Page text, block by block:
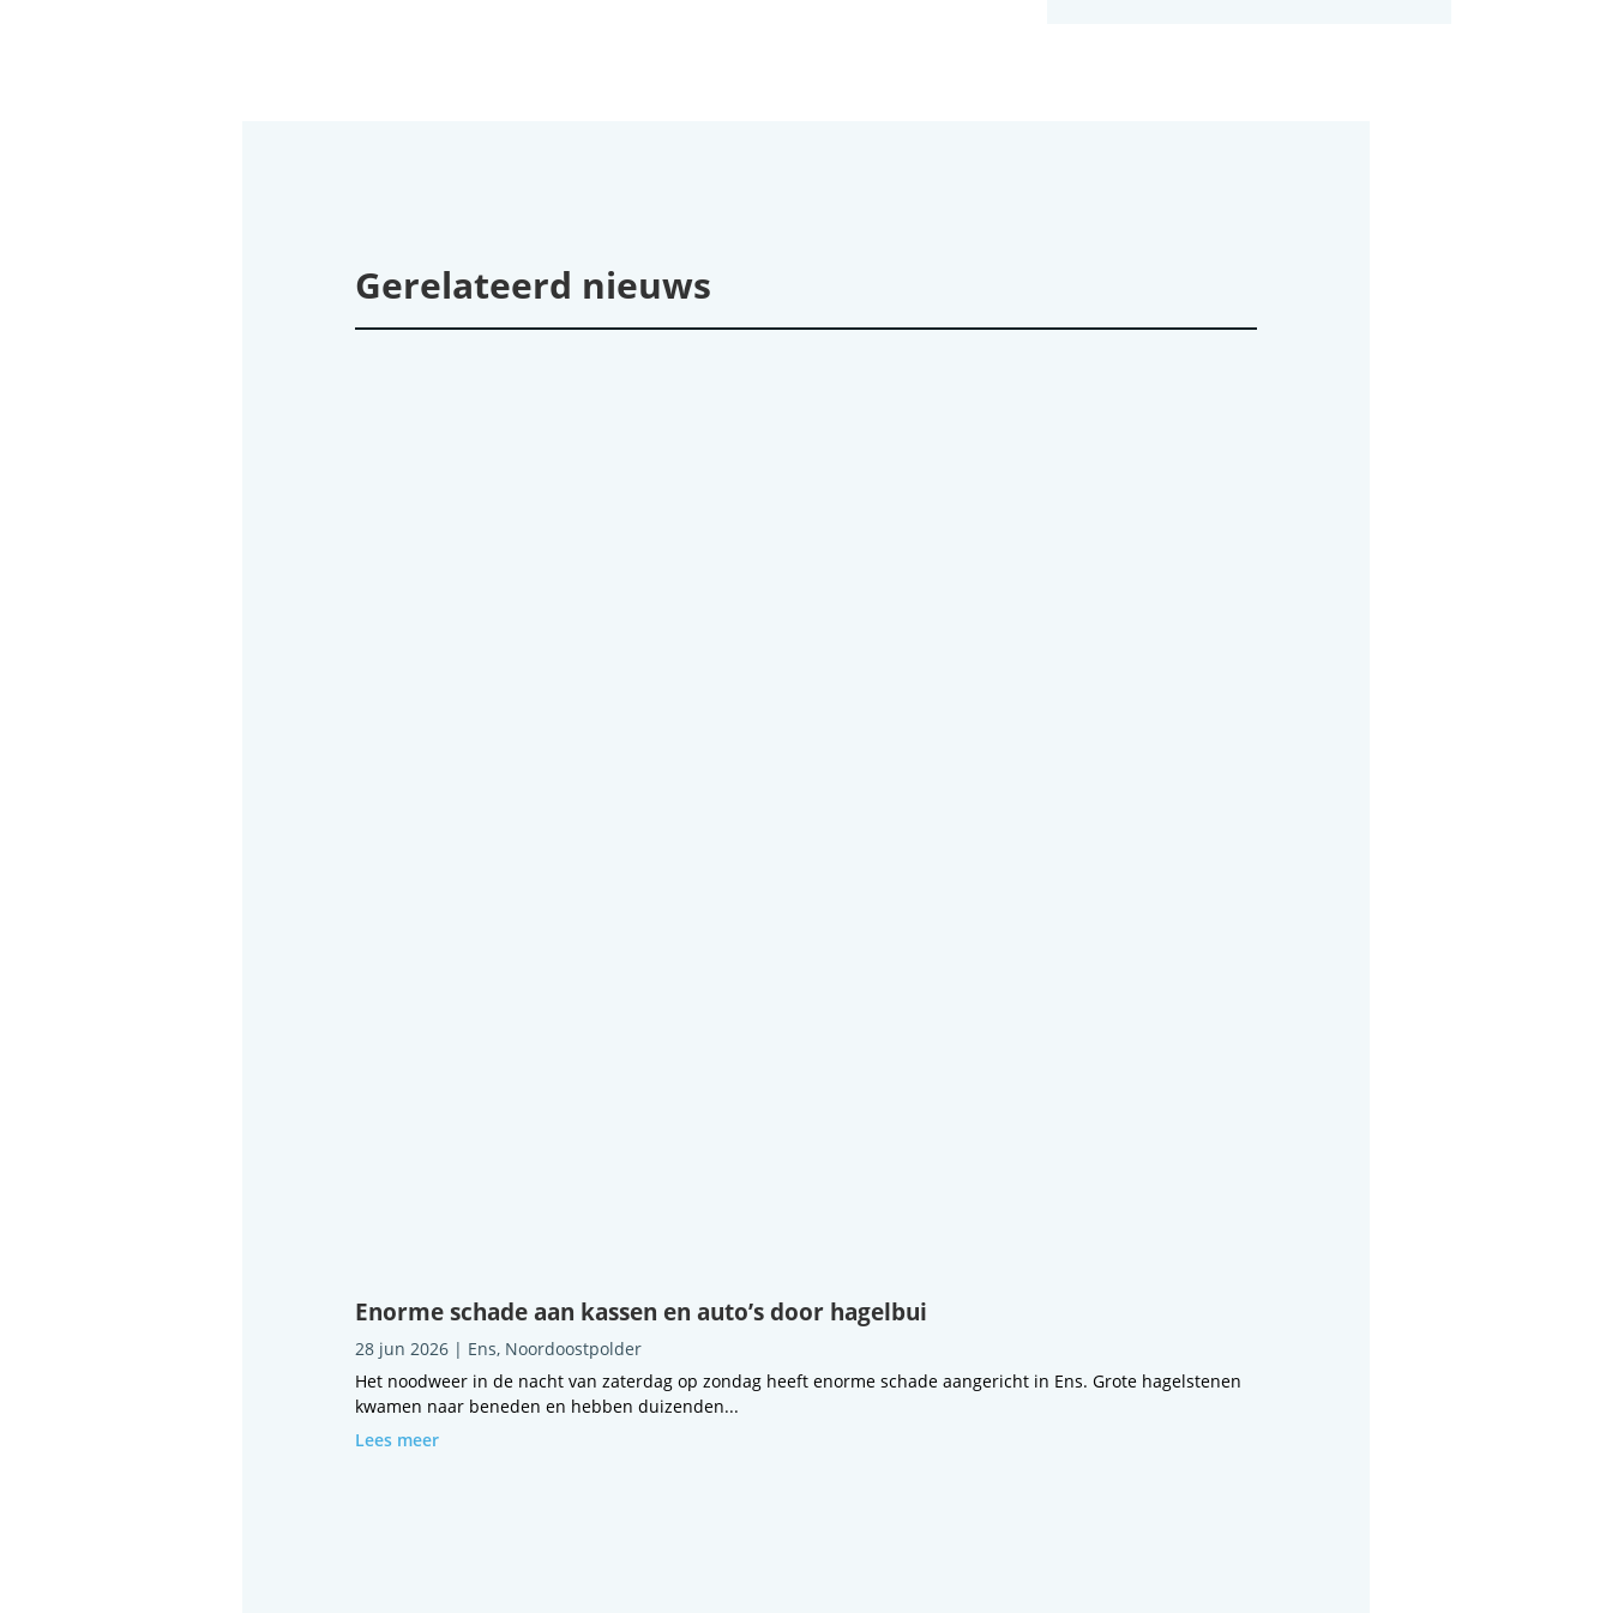
Gerelateerd nieuws
Enorme schade aan kassen en auto’s door hagelbui
28 jun 2026| Ens, Noordoostpolder
Het noodweer in de nacht van zaterdag op zondag heeft enorme schade aangericht in Ens. Grote hagelstenen
kwamen naar beneden en hebben duizenden...
Lees meer